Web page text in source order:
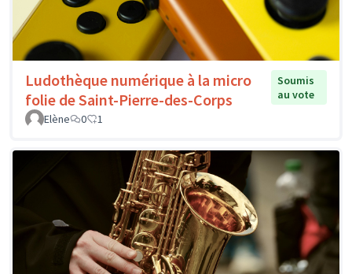
Ludothèque numérique à la micro
folie de Saint-Pierre-des-Corps
Soumis
au vote
Elène
0 1